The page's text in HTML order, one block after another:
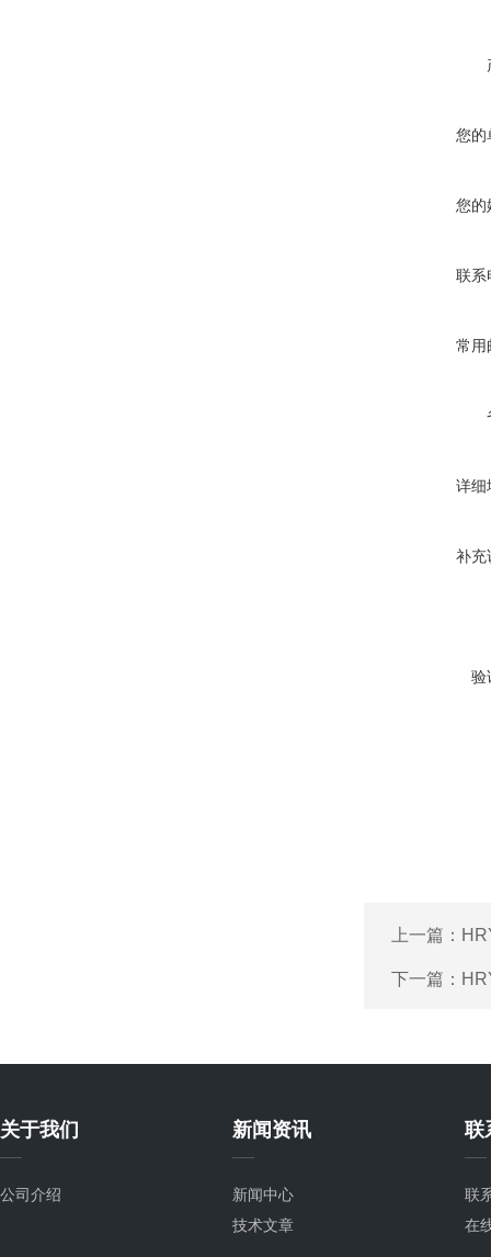
您的
您的
联系
常用
详细
补充
验
上一篇：
下一篇：
关于我们
公司介绍
新闻资讯
新闻中心
技术文章
联
联
在